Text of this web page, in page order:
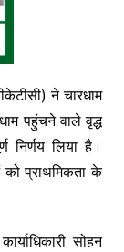
ने चारधाम
पहुंचने वाले वृद्ध
निर्णय लिया है।
को प्राथमिकता के
सोहन